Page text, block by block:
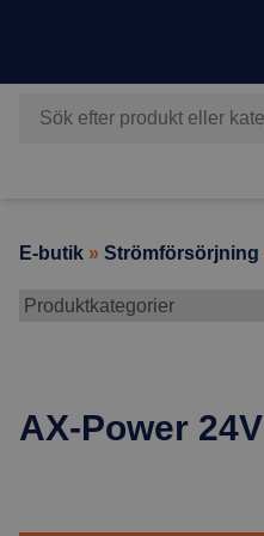
E-butik » Strömförsörjning
AX-Power 24V